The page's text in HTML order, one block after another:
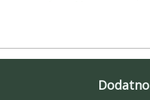
Dodatno